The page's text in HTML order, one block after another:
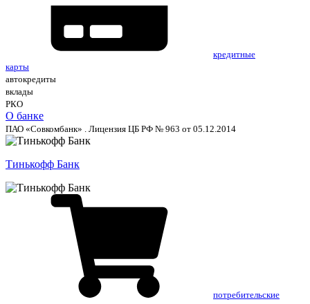
кредитные
карты
автокредиты
вклады
РКО
О банке
ПАО «Совкомбанк» . Лицензия ЦБ РФ № 963 от 05.12.2014
Тинькофф Банк
потребительские